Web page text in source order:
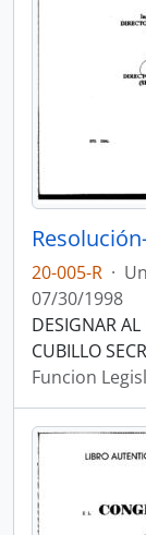
20-005-R ·
07/30/1998
DESIGNAR
CUBILLO
Funcion